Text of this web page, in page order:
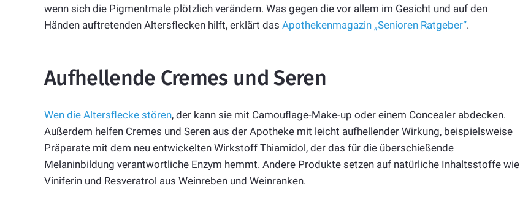
wenn sich die Pigmentmale plötzlich verändern. Was gegen die vor allem im Gesicht und auf den
Händen auftretenden Altersflecken hilft, erklärt das Apothekenmagazin „Senioren Ratgeber“.
Aufhellende Cremes und Seren
Wen die Altersflecke stören, der kann sie mit Camouflage-Make-up oder einem Concealer abdecken.
Außerdem helfen Cremes und Seren aus der Apotheke mit leicht aufhellender Wirkung, beispielsweise
Präparate mit dem neu entwickelten Wirkstoff Thiamidol, der das für die überschießende
Melaninbildung verantwortliche Enzym hemmt. Andere Produkte setzen auf natürliche Inhaltsstoffe wie
Viniferin und Resveratrol aus Weinreben und Weinranken.